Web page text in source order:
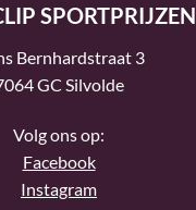
SPORTPRIJZEN
Bernhardstraat 3
GC Silvolde
Volg ons op:
Facebook
Instagram